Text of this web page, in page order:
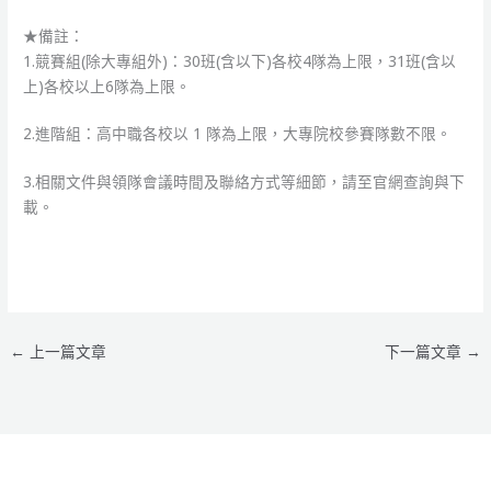
★備註：
1.競賽組(除大專組外)：30班(含以下)各校4隊為上限，31班(含以
上)各校以上6隊為上限。
2.進階組：高中職各校以 1 隊為上限，大專院校參賽隊數不限。
3.相關文件與領隊會議時間及聯絡方式等細節，請至官網查詢與下
載。
← 上一篇文章 下一篇文章 →